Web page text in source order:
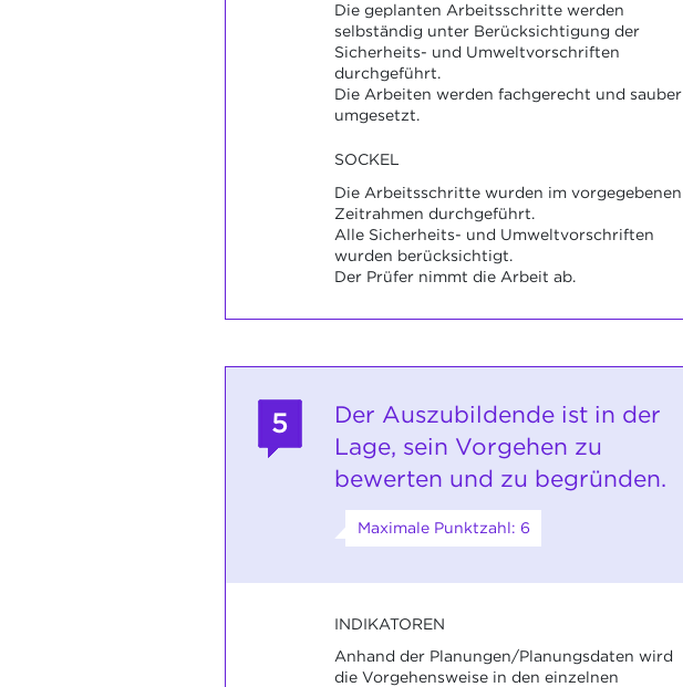
Die geplanten Arbeitsschritte werden
selbständig unter Berücksichtigung der
Sicherheits- und Umweltvorschriften
durchgeführt.
Die Arbeiten werden fachgerecht und sauber
umgesetzt.
SOCKEL
Die Arbeitsschritte wurden im vorgegebenen
Zeitrahmen durchgeführt.
Alle Sicherheits- und Umweltvorschriften
wurden berücksichtigt.
Der Prüfer nimmt die Arbeit ab.
5
Der Auszubildende ist in der
Lage, sein Vorgehen zu
bewerten und zu begründen.
Maximale Punktzahl: 6
INDIKATOREN
Anhand der Planungen/Planungsdaten wird
die Vorgehensweise in den einzelnen